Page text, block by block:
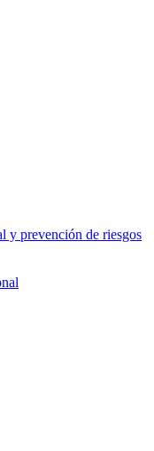
y prevención de riesgos